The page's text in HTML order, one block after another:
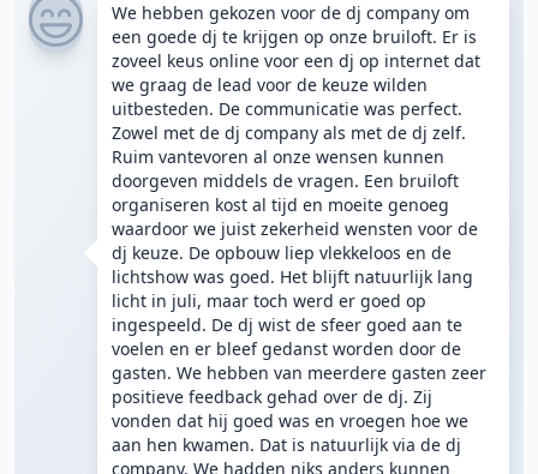
We hebben gekozen voor de dj company om
een goede dj te krijgen op onze bruiloft. Er is
zoveel keus online voor een dj op internet dat
we graag de lead voor de keuze wilden
uitbesteden. De communicatie was perfect.
Zowel met de dj company als met de dj zelf.
Ruim vantevoren al onze wensen kunnen
doorgeven middels de vragen. Een bruiloft
organiseren kost al tijd en moeite genoeg
waardoor we juist zekerheid wensten voor de
dj keuze. De opbouw liep vlekkeloos en de
lichtshow was goed. Het blijft natuurlijk lang
licht in juli, maar toch werd er goed op
ingespeeld. De dj wist de sfeer goed aan te
voelen en er bleef gedanst worden door de
gasten. We hebben van meerdere gasten zeer
positieve feedback gehad over de dj. Zij
vonden dat hij goed was en vroegen hoe we
aan hen kwamen. Dat is natuurlijk via de dj
company. We hadden niks anders kunnen